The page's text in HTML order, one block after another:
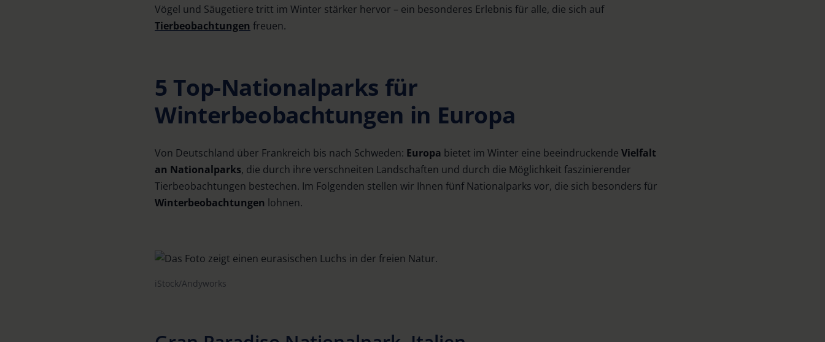
Vögel und Säugetiere tritt im Winter stärker hervor – ein besonderes Erlebnis für alle, die sich auf
Tierbeobachtungen freuen.
5 Top-Nationalparks für
Winterbeobachtungen in Europa
Von Deutschland über Frankreich bis nach Schweden: Europa bietet im Winter eine beeindruckende Vielfalt
an Nationalparks, die durch ihre verschneiten Landschaften und durch die Möglichkeit faszinierender
Tierbeobachtungen bestechen. Im Folgenden stellen wir Ihnen fünf Nationalparks vor, die sich besonders für
Winterbeobachtungen lohnen.
iStock/Andyworks